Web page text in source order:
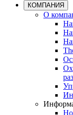
КОМПАНИЯ
О